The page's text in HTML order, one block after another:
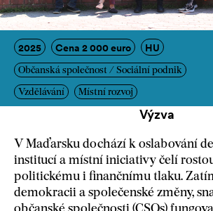
2025 Cena 2 000 euro HU
Občanská společnost / Sociální podnik
Vzdělávání Místní rozvoj
Výzva
V Maďarsku dochází k oslabování
institucí a místní iniciativy čelí
politickému i finančnímu tlaku.
demokracii a společenské změny,